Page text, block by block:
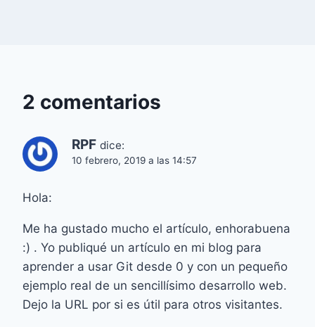
2 comentarios
RPF dice:
10 febrero, 2019 a las 14:57
Hola:
Me ha gustado mucho el artículo, enhorabuena
:) . Yo publiqué un artículo en mi blog para
aprender a usar Git desde 0 y con un pequeño
ejemplo real de un sencillísimo desarrollo web.
Dejo la URL por si es útil para otros visitantes.